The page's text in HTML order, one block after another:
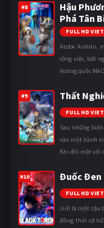
#8
Hậu
Phá Tân
FULL HD
Atobe Arihito,
công việc, bất
Vương quốc Mê
#9 Thất
FULL HD
Sau những
vào một hành
Khi đối mặt với
#10 Đuốc Đen
FULL HD
Jirô là một cậu
đồng thời sở